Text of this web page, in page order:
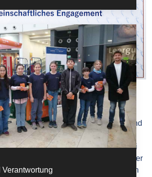
Verantwortung
hat dem „Arbeitskreis
der Aktion „Baden-Baden liest und
den Ehrenamtspreis für besonderes und
Engagement verliehen. Frau Rita
entgegennahm, versteht sich dabei
für alle, die sich 2018 im Rahmen dieser
und teilt die Auszeichnung mit allen